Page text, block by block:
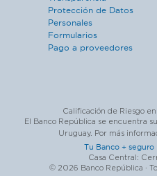
Protección de Datos
Personales
Formularios
Pago a proveedores
Calificación de Riesgo
El Banco República se encuentra
Uruguay. Por más
Tu Banco +
Casa Central:
© 2026 Banco República ·